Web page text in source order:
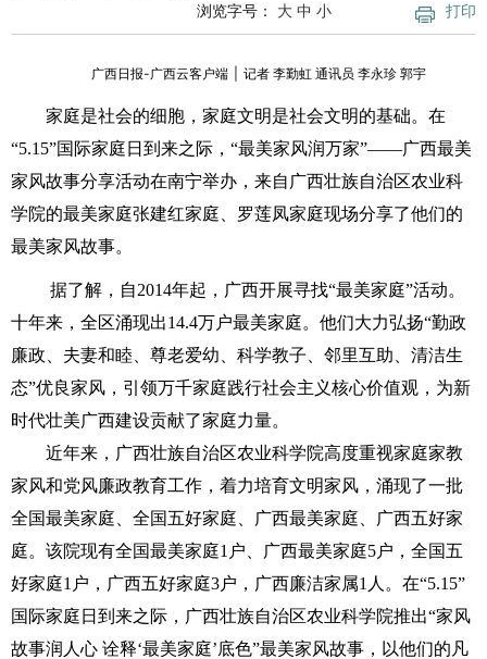
打印
浏览字号： 大 中 小
广西日报-广西云客户端 记者 李勤虹 通讯员 李永珍 郭宇
家庭是社会的细胞，家庭文明是社会文明的基础。在
“5.15”国际家庭日到来之际，“最美家风润万家”——广西最美
家风故事分享活动在南宁举办，来自广西壮族自治区农业科
学院的最美家庭张建红家庭、罗莲凤家庭现场分享了他们的
最美家风故事。
据了解，自2014年起，广西开展寻找“最美家庭”活动。
十年来，全区涌现出14.4万户最美家庭。他们大力弘扬“勤政
廉政、夫妻和睦、尊老爱幼、科学教子、邻里互助、清洁生
态”优良家风，引领万千家庭践行社会主义核心价值观，为新
时代壮美广西建设贡献了家庭力量。
近年来，广西壮族自治区农业科学院高度重视家庭家教
家风和党风廉政教育工作，着力培育文明家风，涌现了一批
全国最美家庭、全国五好家庭、广西最美家庭、广西五好家
庭。该院现有全国最美家庭1户、广西最美家庭5户，全国五
好家庭1户，广西五好家庭3户，广西廉洁家属1人。在“5.15”
国际家庭日到来之际，广西壮族自治区农业科学院推出“家风
故事润人心 诠释‘最美家庭’底色”最美家风故事，以他们的凡